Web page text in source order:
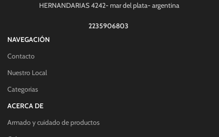
HERNANDARIAS 4242- mar del plata- argentina
2235906803
NAVEGACIÓN
Contacto
Nuestro Local
Categorias
ACERCA DE
Armado y cuidado de productos